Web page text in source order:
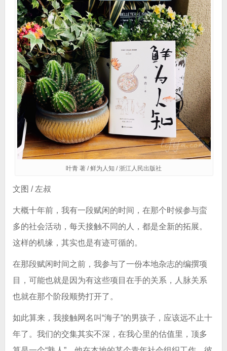
叶青 著 / 鲜为人知 / 浙江人民出版社
文图 / 左叔
大概十年前，我有一段赋闲的时间，在那个时候参与蛮
多的社会活动，每天接触不同的人，都是全新的拓展。
这样的机缘，其实也是有迹可循的。
在那段赋闲时间之前，我参与了一份本地杂志的编撰项
目，可能也就是因为有这些项目在手的关系，人脉关系
也就在那个阶段顺势打开了。
如此算来，我接触网名叫“海子”的男孩子，应该远不止十
年了。我们的交集其实不深，在我心里的估值里，顶多